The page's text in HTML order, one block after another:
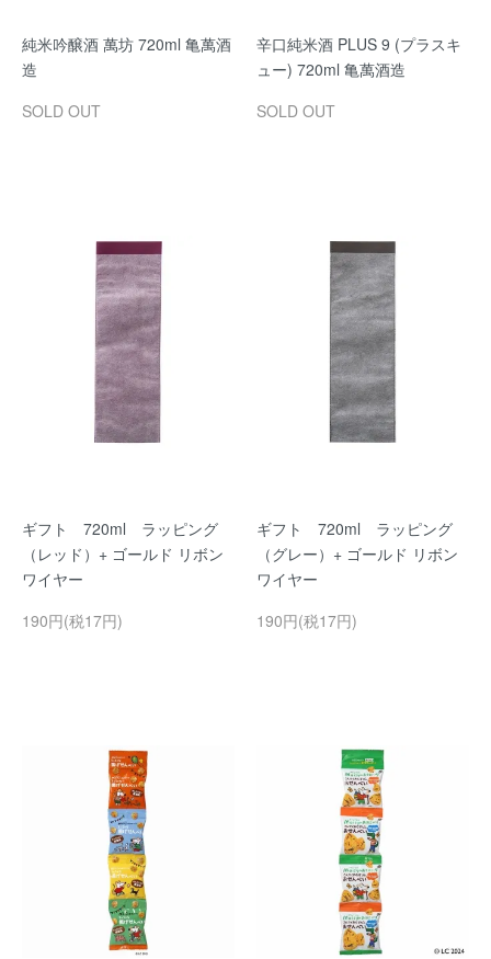
純米吟醸酒 萬坊 720ml 亀萬酒
造
SOLD OUT
辛口純米酒 PLUS 9 (プラスキ
ュー) 720ml 亀萬酒造
SOLD OUT
ギフト 720ml ラッピング
（レッド）+ ゴールド リボン
ワイヤー
190円(税17円)
ギフト 720ml ラッピング
（グレー）+ ゴールド リボン
ワイヤー
190円(税17円)